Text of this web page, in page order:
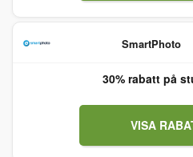
SmartPhoto
30% rabatt på
VISA